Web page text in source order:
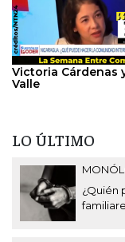
Victoria Cárdenas
Valle
LO ÚLTIMO
¿Quién